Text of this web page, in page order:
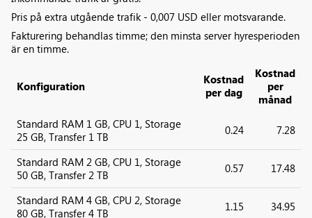
Pris på extra utgående trafik - 0,007 USD eller motsvarande.
Fakturering behandlas timme; den minsta server hyresperioden
är en timme.
Konfiguration
Kostnad
per dag
Kostnad
per
månad
Standard RAM 1 GB, CPU 1, Storage
25 GB, Transfer 1 TB
0.24 7.28
Standard RAM 2 GB, CPU 1, Storage
50 GB, Transfer 2 TB
0.57 17.48
Standard RAM 4 GB, CPU 2, Storage
80 GB, Transfer 4 TB
1.15 34.95